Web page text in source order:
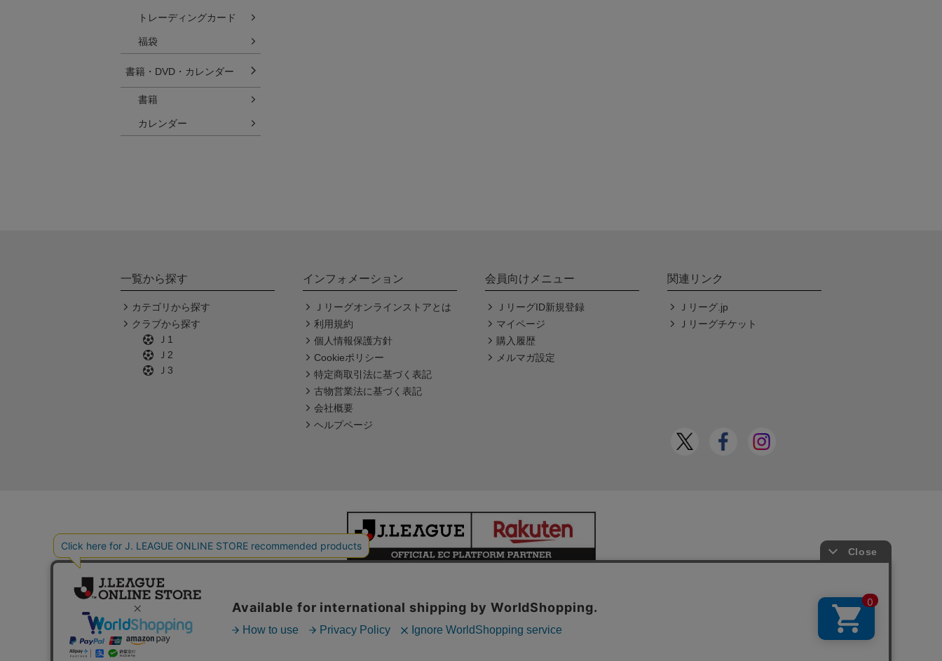
トレーディングカード
福袋
書籍・DVD・カレンダー
書籍
カレンダー
一覧から探す
カテゴリから探す
クラブから探す
Ｊ1
Ｊ2
Ｊ3
インフォメーション
Ｊリーグオンラインストアとは
利用規約
個人情報保護方針
Cookieポリシー
特定商取引法に基づく表記
古物営業法に基づく表記
会社概要
ヘルプページ
会員向けメニュー
ＪリーグID新規登録
マイページ
購入履歴
メルマガ設定
関連リンク
Ｊリーグ.jp
Ｊリーグチケット
本サイトで使用している文章・画像等の無断での複製・転載を禁止します。
© JAPAN PROFESSIONAL FOOTBALL LEAGUE Rakuten Group, Inc.
ALL RIGHTS RESERVED.